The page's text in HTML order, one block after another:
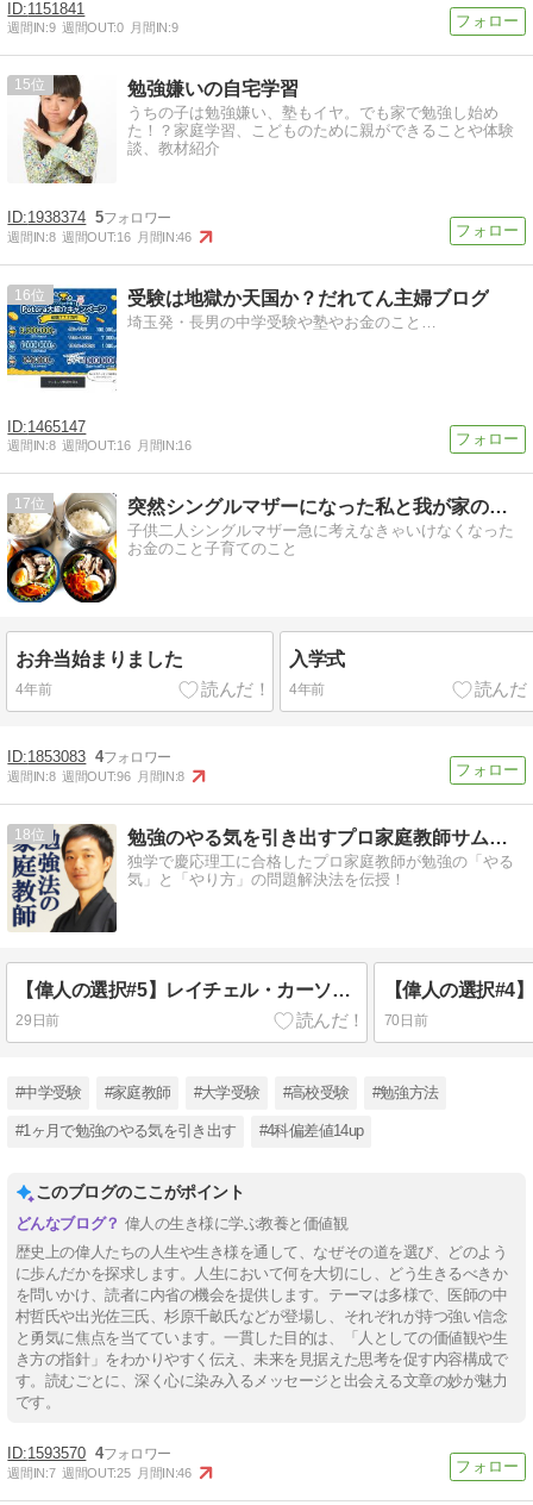
1151841
週間IN:9 週間OUT:0 月間IN:9
15 勉強嫌いの自宅学習
うちの子は勉強嫌い、塾もイヤ。でも家で勉強し始め
た！？家庭学習、こどものために親ができることや体験
談、教材紹介
1938374 5
週間IN:8 週間OUT:16 月間IN:46
16 受験は地獄か天国か？だれてん主婦ブログ
埼玉発・長男の中学受験や塾やお金のこと…
1465147
週間IN:8 週間OUT:16 月間IN:16
17 突然シングルマザーになった私と我が家の楽しい毎日
子供二人シングルマザー急に考えなきゃいけなくなった
お金のこと子育てのこと
お弁当始まりました
4年前
入学式
4年前
1853083 4
週間IN:8 週間OUT:96 月間IN:8
18 勉強のやる気を引き出すプロ家庭教師サムライ先生
独学で慶応理工に合格したプロ家庭教師が勉強の「やる
気」と「やり方」の問題解決法を伝授！
【偉人の選択#5】レイチェル・カーソン『沈黙の春』―世界を動かした一冊
29日前 70日前
#中学受験 #家庭教師 #大学受験 #高校受験 #勉強方法
#1ヶ月で勉強のやる気を引き出す #4科偏差値14up
このブログのここがポイント
偉人の生き様に学ぶ教養と価値観
歴史上の偉人たちの人生や生き様を通して、なぜその道を選び、どのよう
に歩んだかを探求します。人生において何を大切にし、どう生きるべきか
を問いかけ、読者に内省の機会を提供します。テーマは多様で、医師の中
村哲氏や出光佐三氏、杉原千畝氏などが登場し、それぞれが持つ強い信念
と勇気に焦点を当てています。一貫した目的は、「人としての価値観や生
き方の指針」をわかりやすく伝え、未来を見据えた思考を促す内容構成で
す。読むごとに、深く心に染み入るメッセージと出会える文章の妙が魅力
です。
1593570 4
週間IN:7 週間OUT:25 月間IN:46